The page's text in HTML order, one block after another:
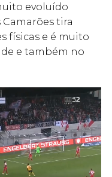
evoluído
tira
físicas e é muito
e também no